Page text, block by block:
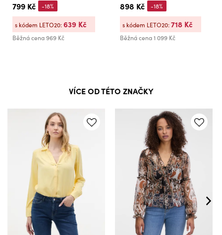
799 Kč
Běžná cena969 Kč
-18%
s kódem LETO20:639 Kč
898 Kč
Běžná cena1 099 Kč
-18%
s kódem LETO20:718 Kč
VÍCE OD TÉTO ZNAČKY